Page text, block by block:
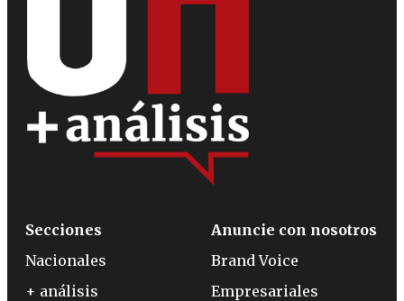
Secciones
Nacionales
+ análisis
Anuncie con nosotros
Brand Voice
Empresariales